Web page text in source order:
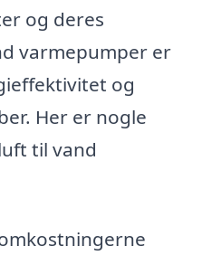
og deres
varmepumper er
og
Her er nogle
til vand